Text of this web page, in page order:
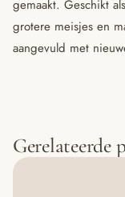
gemaakt. Geschikt
grotere meisjes en
aangevuld met
Gerelateerde